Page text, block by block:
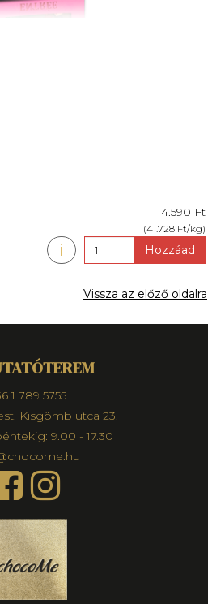
4.590 Ft
(41.728 Ft/kg)
Hozzáad
i
Vissza az előző oldalra
1 789 5755
Kisgömb utca 23.
9.00 - 17.30